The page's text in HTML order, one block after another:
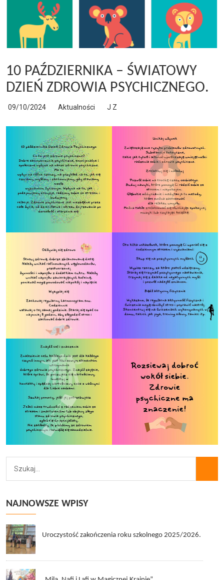
10 PAŹDZIERNIKA – ŚWIATOWY
DZIEŃ ZDROWIA PSYCHICZNEGO.
09/10/2024 Aktualności J Z
NAJNOWSZE WPISY
Uroczystość zakończenia roku szkolnego 2025/2026.